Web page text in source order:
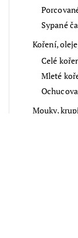
Sypané
Koření,
Celé
Mleté
Mouky,